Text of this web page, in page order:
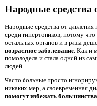
Народные
Народные средства от давления
среди гипертоников, потому
остальных органов и в разы
возрастное заболевание . Как и
помолодела и стала одной из
людей.
Часто больные просто
никаких мер, а своевременная
помогут избежать